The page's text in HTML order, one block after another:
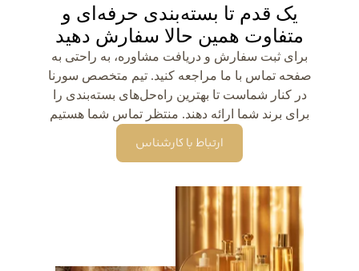
یک قدم تا بسته‌بندی حرفه‌ای و
متفاوت همین حالا سفارش دهید
برای ثبت سفارش و دریافت مشاوره، به راحتی به
صفحه تماس با ما مراجعه کنید. تیم متخصص سورنا
در کنار شماست تا بهترین راه‌حل‌های بسته‌بندی را
برای برند شما ارائه دهند. منتظر تماس شما هستیم
ارتباط با کارشناس